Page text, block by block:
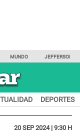
MUNDO JEFFERSON
DEPORTES
20 SEP 2024 | 9:30 H